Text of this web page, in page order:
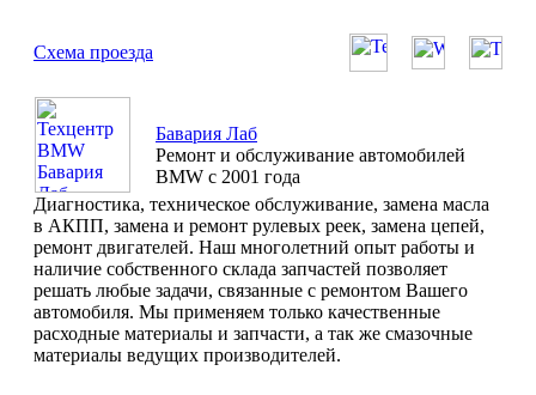
Схема проезда
Бавария Лаб
Ремонт и обслуживание автомобилей
BMW с 2001 года
Диагностика, техническое обслуживание, замена масла
в АКПП, замена и ремонт рулевых реек, замена цепей,
ремонт двигателей. Наш многолетний опыт работы и
наличие собственного склада запчастей позволяет
решать любые задачи, связанные с ремонтом Вашего
автомобиля. Мы применяем только качественные
расходные материалы и запчасти, а так же смазочные
материалы ведущих производителей.